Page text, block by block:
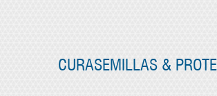
CURASEMILLAS &